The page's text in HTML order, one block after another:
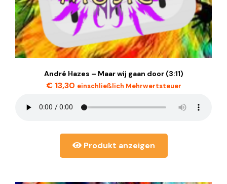
André Hazes – Maar wij gaan door (3:11)
€13,30 einschließlich Mehrwertsteuer
Produkt anzeigen